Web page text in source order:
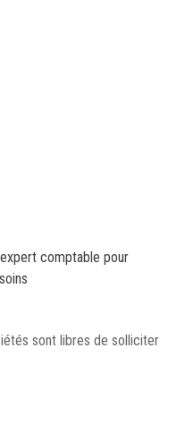
comptable pour
sont libres de solliciter